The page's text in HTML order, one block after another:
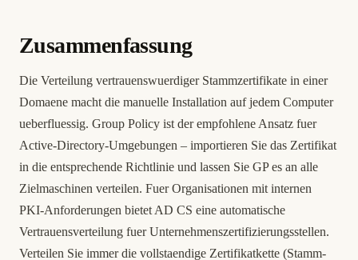
Zusammenfassung
Die Verteilung vertrauenswuerdiger Stammzertifikate in einer
Domaene macht die manuelle Installation auf jedem Computer
ueberfluessig. Group Policy ist der empfohlene Ansatz fuer
Active-Directory-Umgebungen – importieren Sie das Zertifikat
in die entsprechende Richtlinie und lassen Sie GP es an alle
Zielmaschinen verteilen. Fuer Organisationen mit internen
PKI-Anforderungen bietet AD CS eine automatische
Vertrauensverteilung fuer Unternehmenszertifizierungsstellen.
Verteilen Sie immer die vollstaendige Zertifikatkette (Stamm-